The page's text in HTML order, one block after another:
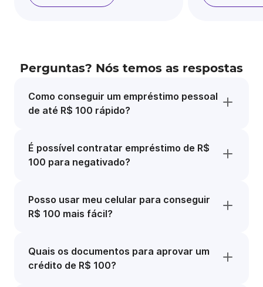
Perguntas? Nós temos as respostas
Como conseguir um empréstimo pessoal
de até R$ 100 rápido?
É possível contratar empréstimo de R$
100 para negativado?
Posso usar meu celular para conseguir
R$ 100 mais fácil?
Quais os documentos para aprovar um
crédito de R$ 100?